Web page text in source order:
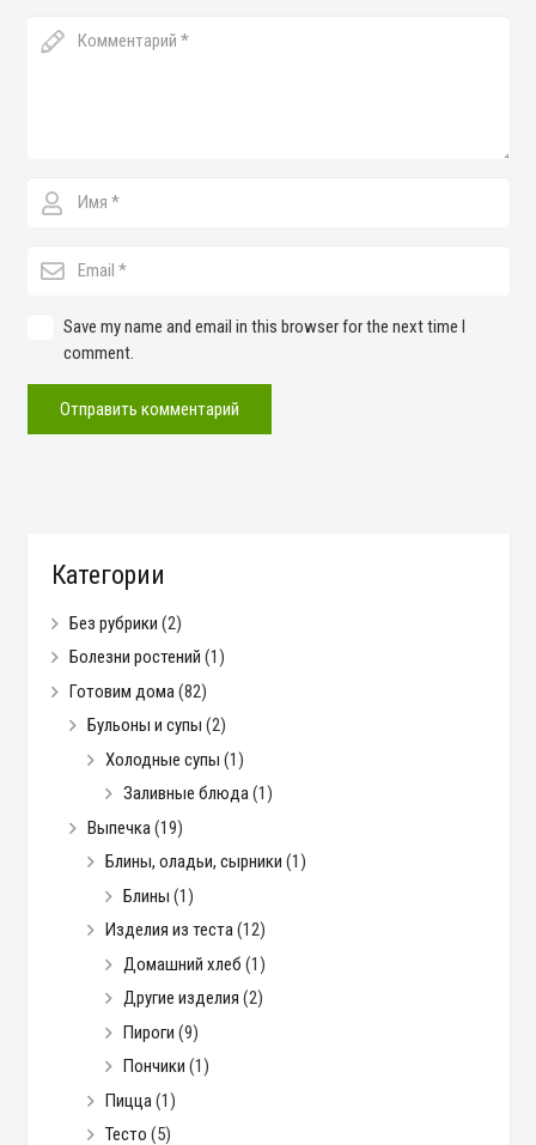
Save my name and email in this browser for the next time I
comment.
Отправить комментарий
Категории
Без рубрики (2)
Болезни ростений (1)
Готовим дома(82)
Бульоны и супы (2)
Холодные супы (1)
Заливные блюда(1)
Выпечка(19)
Блины, оладьи, сырники (1)
Блины (1)
Изделия из теста(12)
Домашний хлеб (1)
Другие изделия (2)
Пироги (9)
Пончики (1)
Пицца(1)
Тесто (5)